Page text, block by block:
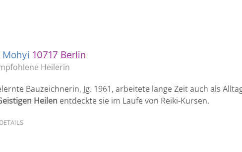
Mohyi 10717 Berlin
Heilerin
Bauzeichnerin, Jg. 1961, arbeitete lange Zeit auch als
Heilen entdeckte sie im Laufe von Reiki-Kursen.